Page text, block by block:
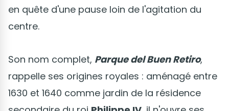
en quête d'une pause loin de l'agitation du
centre.
Son nom complet, Parque del Buen Retiro,
rappelle ses origines royales : aménagé entre
1630 et 1640 comme jardin de la résidence